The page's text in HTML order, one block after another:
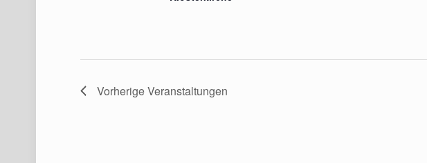
VorherigeVeranstaltungen